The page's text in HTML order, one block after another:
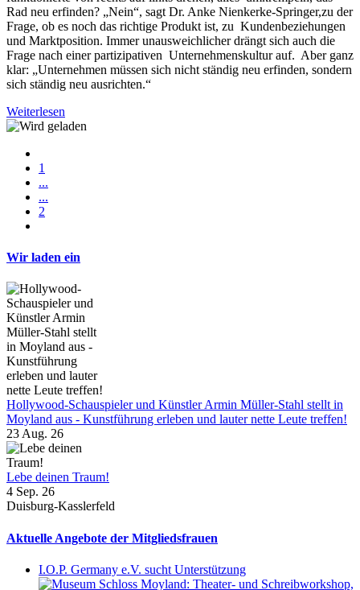
Rad neu erfinden? „Nein“, sagt Dr. Anke Nienkerke-Springer,zu der
Frage, ob es noch das richtige Produkt ist, zu Kundenbeziehungen
und Marktposition. Immer unausweichlicher drängt sich auch die
Frage nach einer partizipativen Unternehmenskultur auf. Aber ganz
klar: „Unternehmen müssen sich nicht ständig neu erfinden, sondern
sich ständig neu ausrichten.“
Weiterlesen
1
...
...
2
Wir laden ein
Hollywood-Schauspieler und Künstler Armin Müller-Stahl stellt in
Moyland aus - Kunstführung erleben und lauter nette Leute treffen!
23 Aug. 26
Lebe deinen Traum!
4 Sep. 26
Duisburg-Kasslerfeld
Aktuelle Angebote der Mitgliedsfrauen
I.O.P. Germany e.V. sucht Unterstützung